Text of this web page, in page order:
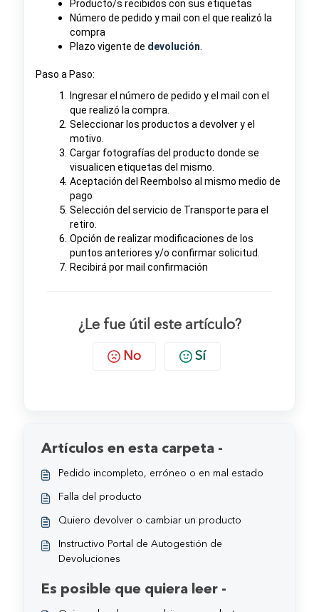
Producto/s recibidos con sus etiquetas
Número de pedido y mail con el que realizó la
compra
Plazo vigente de devolución
Paso a Paso:
Ingresar el número de pedido y el mail con el
que realizó la compra.
Seleccionar los productos a devolver y el
motivo.
Cargar fotografías del producto donde se
visualicen etiquetas del mismo.
Aceptación del Reembolso al mismo medio de
pago
Selección del servicio de Transporte para el
retiro.
Opción de realizar modificaciones de los
puntos anteriores y/o confirmar solicitud.
Recibirá por mail confirmación
¿Le fue útil este artículo?
No Sí
Artículos en esta carpeta -
Pedido incompleto, erróneo o en mal estado
Falla del producto
Quiero devolver o cambiar un producto
Instructivo Portal de Autogestión de
Devoluciones
Es posible que quiera leer -